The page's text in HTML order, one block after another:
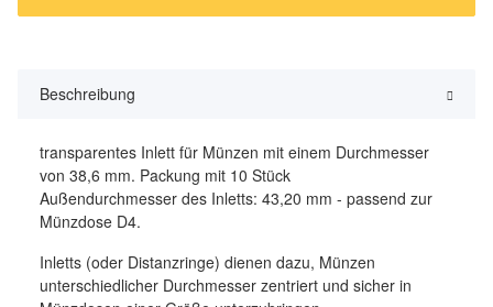
Beschreibung
transparentes Inlett für Münzen mit einem Durchmesser
von 38,6 mm. Packung mit 10 Stück
Außendurchmesser des Inletts: 43,20 mm - passend zur
Münzdose D4.
Inletts (oder Distanzringe) dienen dazu, Münzen
unterschiedlicher Durchmesser zentriert und sicher in